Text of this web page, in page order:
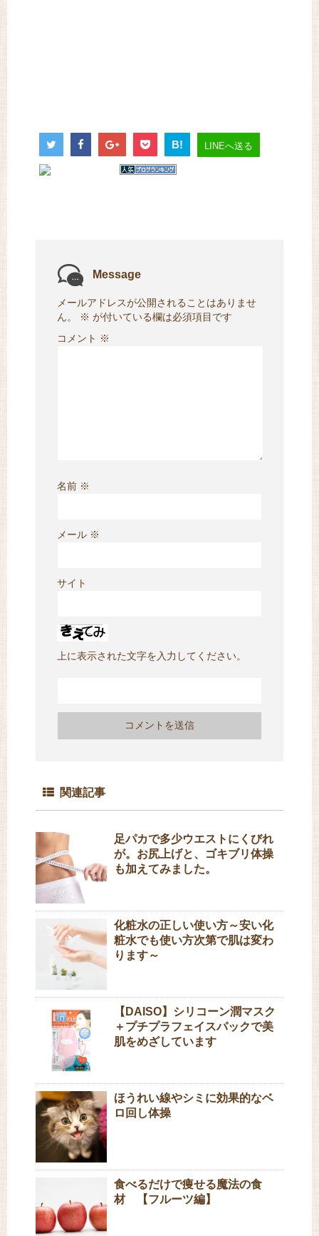
B! LINEへ送る
Message
メールアドレスが公開されることはありませ
ん。
※ が付いている欄は必須項目です
コメント ※
名前 ※
メール ※
サイト
上に表示された文字を入力してください。
関連記事
足パカで多少ウエストにくびれ
が。お尻上げと、ゴキブリ体操
も加えてみました。
化粧水の正しい使い方～安い化
粧水でも使い方次第で肌は変わ
ります～
【DAISO】シリコーン潤マスク
＋プチプラフェイスパックで美
肌をめざしています
ほうれい線やシミに効果的なベ
ロ回し体操
食べるだけで痩せる魔法の食
材 【フルーツ編】